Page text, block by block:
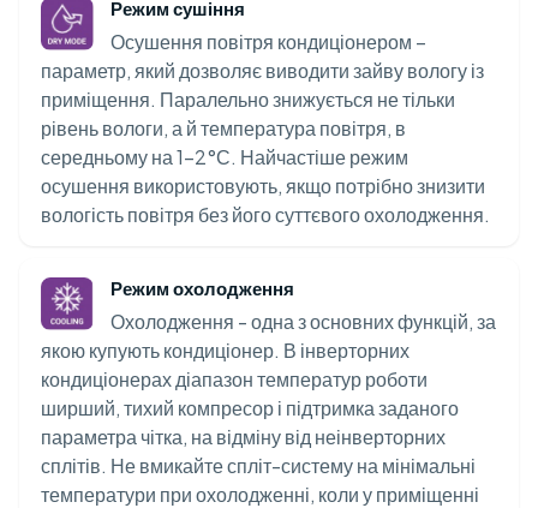
Режим сушіння
Осушення повітря кондиціонером –
параметр, який дозволяє виводити зайву вологу із
приміщення. Паралельно знижується не тільки
рівень вологи, а й температура повітря, в
середньому на 1-2°С. Найчастіше режим
осушення використовують, якщо потрібно знизити
вологість повітря без його суттєвого охолодження.
Режим охолодження
Охолодження - одна з основних функцій, за
якою купують кондиціонер. В інверторних
кондиціонерах діапазон температур роботи
ширший, тихий компресор і підтримка заданого
параметра чітка, на відміну від неінверторних
сплітів. Не вмикайте спліт-систему на мінімальні
температури при охолодженні, коли у приміщенні